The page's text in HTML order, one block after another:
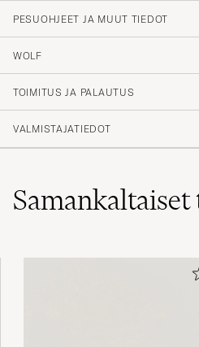
PESUOHJEET JA MUUT TIEDOT
WOLF
TOIMITUS JA PALAUTUS
VALMISTAJATIEDOT
Samankaltaiset